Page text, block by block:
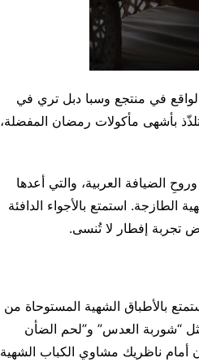
في منتجع وسبا دبل تري في
بأشهى مأكولات رمضان المفضلة،
الضيافة العربية، والتي أعدها
استمتع بالأجواء الدافئة
تجربة إفطار لا تُنسى.
بالأطباق الشهية المستوحاة من
“شوربة العدس” و”لحم الضأن
ناظريك مشاوي الكباب الشهية